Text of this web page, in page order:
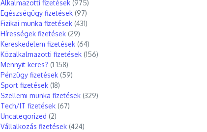
Alkalmazotti fizetések (975)
Egészségügy fizetések (97)
Fizikai munka fizetések (431)
Hírességek fizetések (29)
Kereskedelem fizetések (64)
Közalkalmazotti fizetések (156)
Mennyit keres? (1 158)
Pénzügy fizetések (59)
Sport fizetések (18)
Szellemi munka fizetések (329)
Tech/IT fizetések (67)
Uncategorized (2)
Vállalkozás fizetések (424)